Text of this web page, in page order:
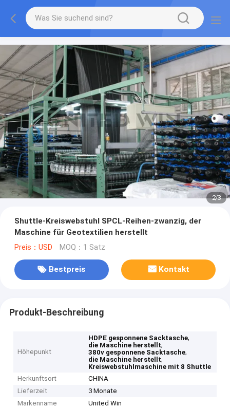
2/3
Shuttle-Kreiswebstuhl SPCL-Reihen-zwanzig, der
Maschine für Geotextilien herstellt
Preis：USD MOQ：1 Satz
Bestpreis Kontakt
Produkt-Beschreibung
Höhepunkt
HDPE gesponnene Sacktasche,
die Maschine herstellt,
380v gesponnene Sacktasche,
die Maschine herstellt,
Kreiswebstuhlmaschine mit 8 Shuttle
Herkunftsort
CHINA
Lieferzeit
3 Monate
Markenname
United Win